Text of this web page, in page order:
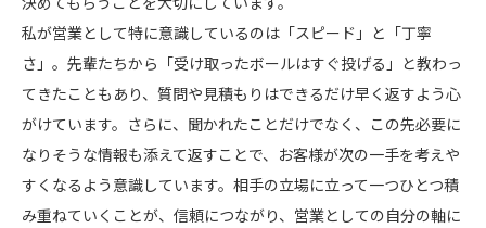
私が営業として特に意識しているのは「スピード」と「丁寧
さ」。先輩たちから「受け取ったボールはすぐ投げる」と教わっ
てきたこともあり、質問や見積もりはできるだけ早く返すよう心
がけています。さらに、聞かれたことだけでなく、この先必要に
なりそうな情報も添えて返すことで、お客様が次の一手を考えや
すくなるよう意識しています。相手の立場に立って一つひとつ積
み重ねていくことが、信頼につながり、営業としての自分の軸に